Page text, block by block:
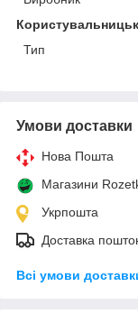
Тип
Умови доставки
Нова Пошта
Магазини
Укрпошта
Доставка
Всі умови